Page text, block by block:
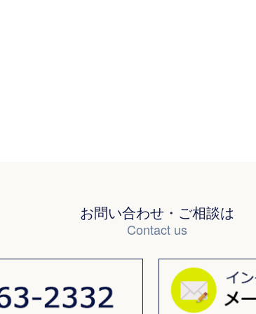
お問い合わせ・ご相談は
Contact us